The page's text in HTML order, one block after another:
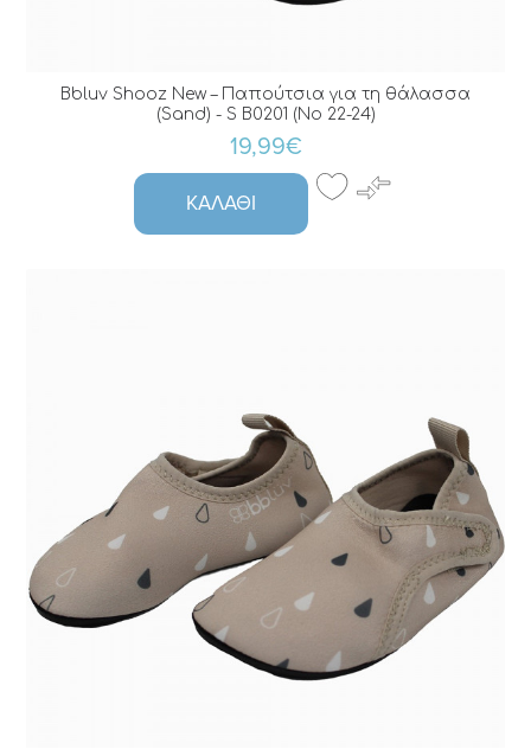
Bbluv Shooz New – Παπούτσια για τη θάλασσα
(Sand) - S B0201 (No 22-24)
19,99€
ΚΑΛΆΘΙ